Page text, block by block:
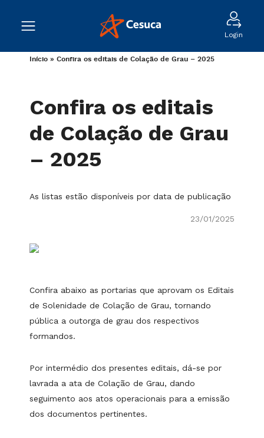
Login
Início » Confira os editais de Colação de Grau – 2025
Confira os editais
de Colação de Grau
– 2025
As listas estão disponíveis por data de publicação
23/01/2025
Confira abaixo as portarias que aprovam os Editais
de Solenidade de Colação de Grau, tornando
pública a outorga de grau dos respectivos
formandos.
Por intermédio dos presentes editais, dá-se por
lavrada a ata de Colação de Grau, dando
seguimento aos atos operacionais para a emissão
dos documentos pertinentes.